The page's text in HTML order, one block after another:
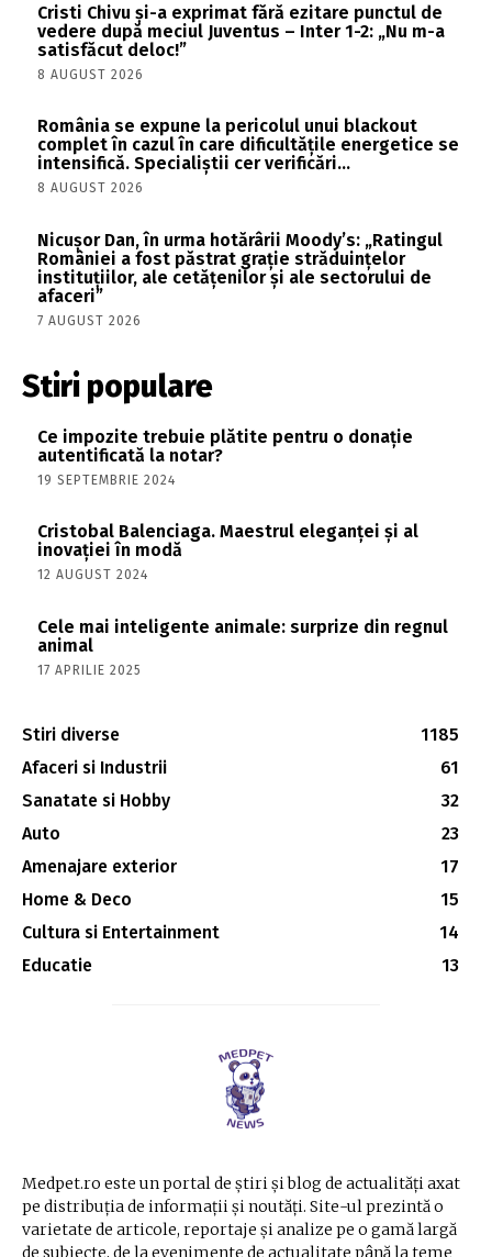
Cristi Chivu și-a exprimat fără ezitare punctul de
vedere după meciul Juventus – Inter 1-2: „Nu m-a
satisfăcut deloc!”
8 AUGUST 2026
România se expune la pericolul unui blackout
complet în cazul în care dificultățile energetice se
intensifică. Specialiștii cer verificări…
8 AUGUST 2026
Nicușor Dan, în urma hotărârii Moody’s: „Ratingul
României a fost păstrat grație străduințelor
instituțiilor, ale cetățenilor și ale sectorului de
afaceri”
7 AUGUST 2026
Stiri populare
Ce impozite trebuie plătite pentru o donație
autentificată la notar?
19 SEPTEMBRIE 2024
Cristobal Balenciaga. Maestrul eleganței și al
inovației în modă
12 AUGUST 2024
Cele mai inteligente animale: surprize din regnul
animal
17 APRILIE 2025
Stiri diverse
1185
Afaceri si Industrii
61
Sanatate si Hobby
32
Auto
23
Amenajare exterior
17
Home & Deco
15
Cultura si Entertainment
14
Educatie
13
Medpet.ro este un portal de știri și blog de actualități axat
pe distribuția de informații și noutăți. Site-ul prezintă o
varietate de articole, reportaje și analize pe o gamă largă